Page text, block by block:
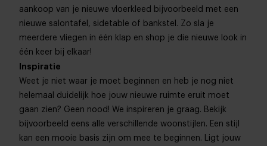
aankoop van je nieuwe vloerkleed bijvoorbeeld met een
nieuwe salontafel, sidetable of bankstel. Zo sla je
meerdere vliegen in één klap en shop je die nieuwe look in
één keer bij elkaar!
Inspiratie
Weet je niet waar je moet beginnen en heb je nog niet
helemaal duidelijk hoe jouw nieuwe ruimte eruit moet
gaan zien? Geen nood! We inspireren je graag. Bekijk
bijvoorbeeld eens alle verschillende woonstijlen. Een stijl
kan een mooie basis zijn om mee te beginnen. Ligt jouw